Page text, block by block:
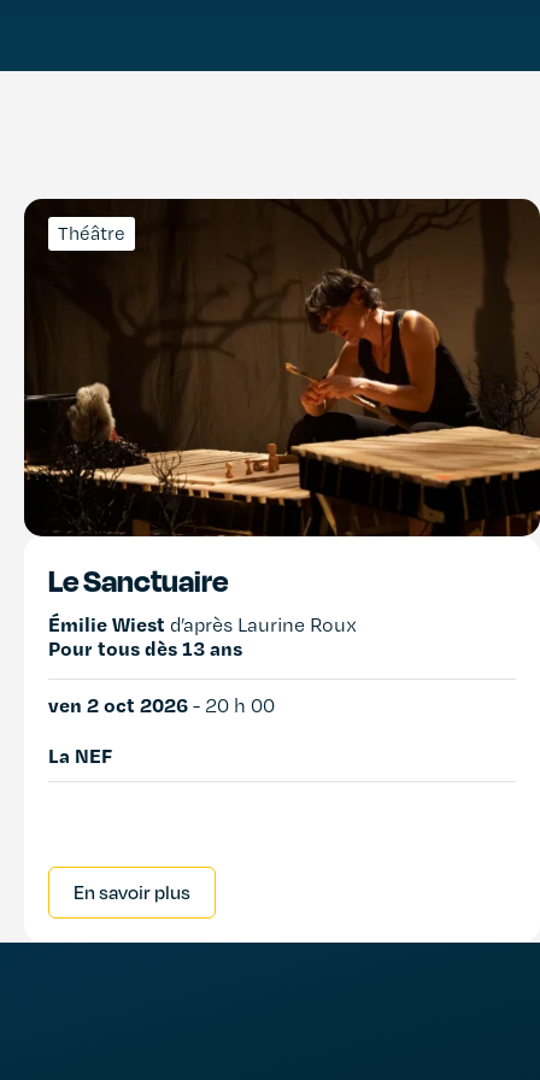
Théâtre
Le Sanctuaire
Émilie Wiest d’après Laurine Roux
Pour tous dès 13 ans
ven 2 oct 2026 - 20 h 00
La NEF
En savoir plus